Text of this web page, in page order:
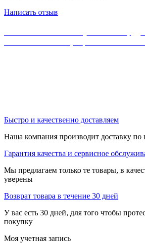
Написать отзыв
Быстро и качественно доставляем
Наша компания производит доставку по
Гарантия качества и сервисное
Мы предлагаем только те товары, в
уверены
Возврат товара в течение 30 дней
У вас есть 30 дней, для того чтобы
покупку
Моя учетная запись